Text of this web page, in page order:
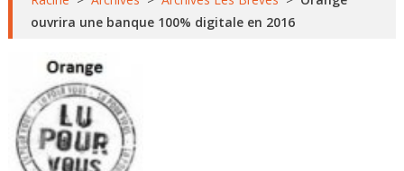
ouvrira une banque 100% digitale en 2016